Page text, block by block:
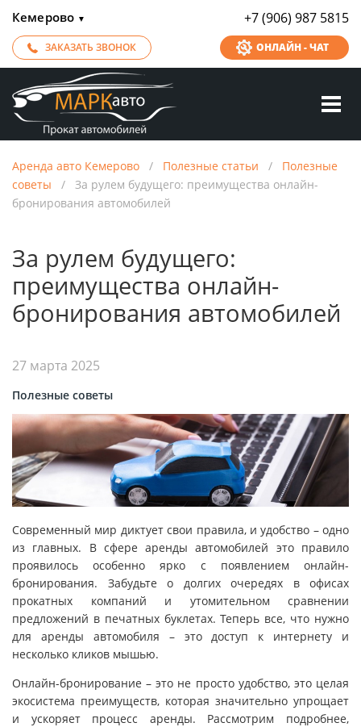
Кемерово ▼ +7 (906) 987 5815
ЗАКАЗАТЬ ЗВОНОК ОНЛАЙН - ЧАТ
Аренда авто Кемерово / Полезные статьи / Полезные
советы / За рулем будущего: преимущества онлайн-
бронирования автомобилей
За рулем будущего:
преимущества онлайн-
бронирования автомобилей
27 марта 2025
Полезные советы
Современный мир диктует свои правила, и удобство – одно
из главных. В сфере аренды автомобилей это правило
проявилось особенно ярко с появлением онлайн-
бронирования. Забудьте о долгих очередях в офисах
прокатных компаний и утомительном сравнении
предложений в печатных буклетах. Теперь все, что нужно
для аренды автомобиля – это доступ к интернету и
несколько кликов мышью.
Онлайн-бронирование – это не просто удобство, это целая
экосистема преимуществ, которая значительно упрощает
и ускоряет процесс аренды. Рассмотрим подробнее,